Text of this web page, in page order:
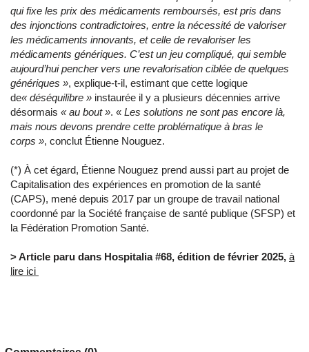
qui fixe les prix des médicaments remboursés, est pris dans
des injonctions contradictoires, entre la nécessité de valoriser
les médicaments innovants, et celle de revaloriser les
médicaments génériques. C’est un jeu compliqué, qui semble
aujourd’hui pencher vers une revalorisation ciblée de quelques
génériques », explique-t-il, estimant que cette logique
de«déséquilibre » instaurée il y a plusieurs décennies arrive
désormais «au bout ». « Les solutions ne sont pas encore là,
mais nous devons prendre cette problématique à bras le
corps », conclut Étienne Nouguez.
(*) À cet égard, Étienne Nouguez prend aussi part au projet de
Capitalisation des expériences en promotion de la santé
(CAPS), mené depuis 2017 par un groupe de travail national
coordonné par la Société française de santé publique (SFSP) et
la Fédération Promotion Santé.
> Article paru dans Hospitalia #68, édition de février 2025, à
lire ici